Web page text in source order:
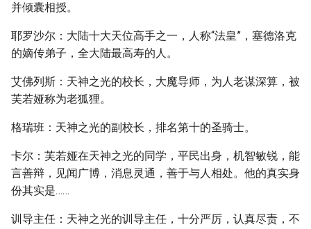
并倾囊相授。
耶罗沙尔：大陆十大天位高手之一，人称“法皇”，塞德洛克
的嫡传弟子，全大陆最高寿的人。
艾佛列斯：天神之光的校长，大魔导师，为人老谋深算，被
芙若娅称为老狐狸。
格瑞班：天神之光的副校长，排名第十的圣骑士。
卡尔：芙若娅在天神之光的同学，平民出身，机智敏锐，能
言善辩，见闻广博，消息灵通，善于与人相处。他的真实身
份其实是……
训导主任：天神之光的训导主任，十分严厉，认真尽责，不